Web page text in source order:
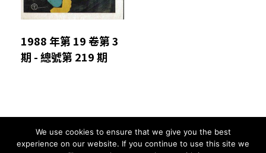
1988 年第 19 卷第 3
期 - 總號第 219 期
Comments are closed.
We use cookies to ensure that we give you the best
experience on our website. If you continue to use this site we